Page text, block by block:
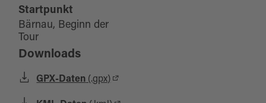
Startpunkt
Bärnau, Beginn der
Tour
Downloads
GPX-Daten (.gpx)